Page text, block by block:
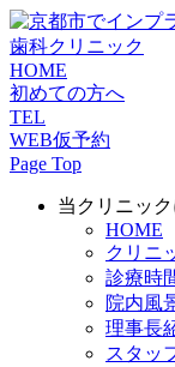
HOME
初めての方へ
TEL
WEB仮予約
Page Top
当クリニッ
HOME
クリニ
診療時
院内風
理事長
スタッ